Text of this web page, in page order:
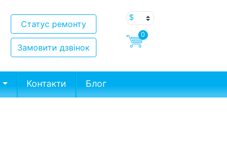
Статус ремонту
Замовити дзвінок
0
Контакти Блог